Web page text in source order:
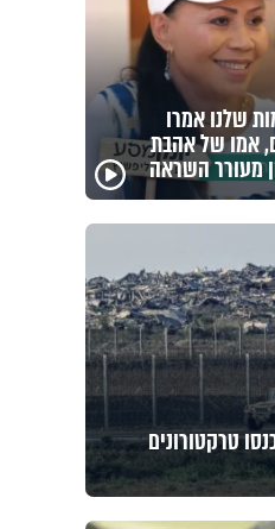
מחזקים:
רוחנית לאלפי
וישועות: המשדר